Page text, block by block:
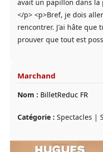
avait un papillon dans la
</p> <p>Bref, je dois
rencontrer. J'ai hâte que
prouver que tout est
Marchand
Nom : BilletReduc FR
Catégorie : Spectacles |